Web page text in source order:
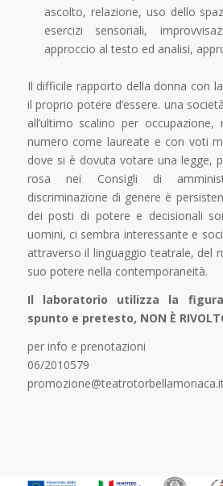
ascolto, relazione, uso dello
esercizi sensoriali,
approccio al testo ed analisi,
Il difficile rapporto della donna con
il proprio potere d’essere. una
all’ultimo scalino per
numero come laureate e con voti
dove si è dovuta votare una legge,
rosa nei Consigli di
discriminazione di genere è
dei posti di potere e decisionali
uomini, ci sembra interessante e
attraverso il linguaggio teatrale, del
suo potere nella contemporaneità.
Il laboratorio utilizza la
spunto e pretesto, NON È
per info e prenotazioni
06/2010579